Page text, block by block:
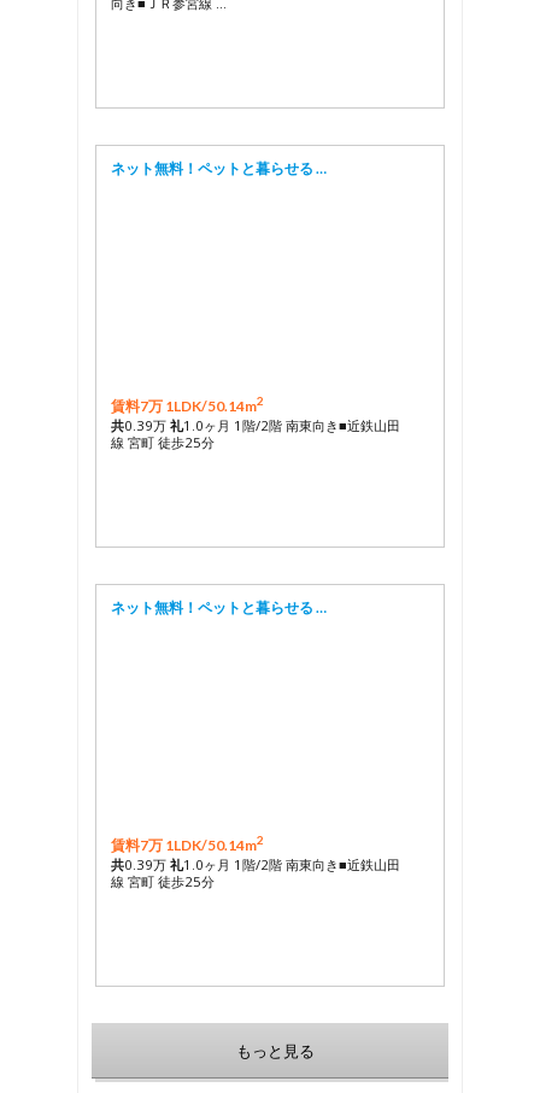
ネット無料！ペットと暮らせる …
賃料7万 1LDK/50.14m2
共0.39万 礼1.0ヶ月 1階/2階 南東向き■近鉄山田
線 宮町 徒歩25分
ネット無料！ペットと暮らせる …
賃料7万 1LDK/50.14m2
共0.39万 礼1.0ヶ月 1階/2階 南東向き■近鉄山田
線 宮町 徒歩25分
もっと見る